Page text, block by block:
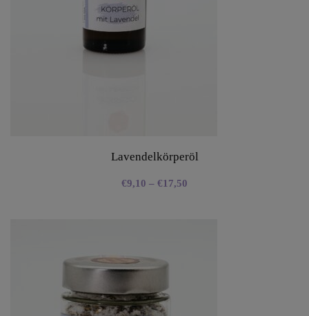
Lavendelkörperöl
€9,10 – €17,50